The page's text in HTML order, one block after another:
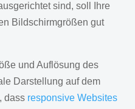
sind, soll Ihre
Bildschirmgrößen gut
und Auflösung des
Darstellung auf dem
dass responsive Websites